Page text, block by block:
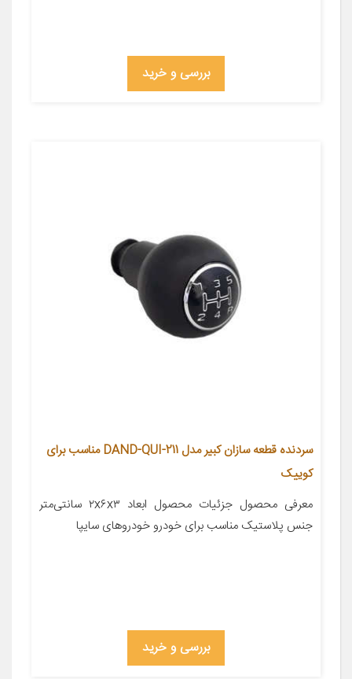
بررسی و خرید
سردنده قطعه سازان کبیر مدل DAND-QUI-211 مناسب برای
کوییک
معرفی محصول جزئیات محصول ابعاد ۲x۶x۳ سانتی‌متر
جنس پلاستیک مناسب برای خودرو خودروهای سایپا
بررسی و خرید